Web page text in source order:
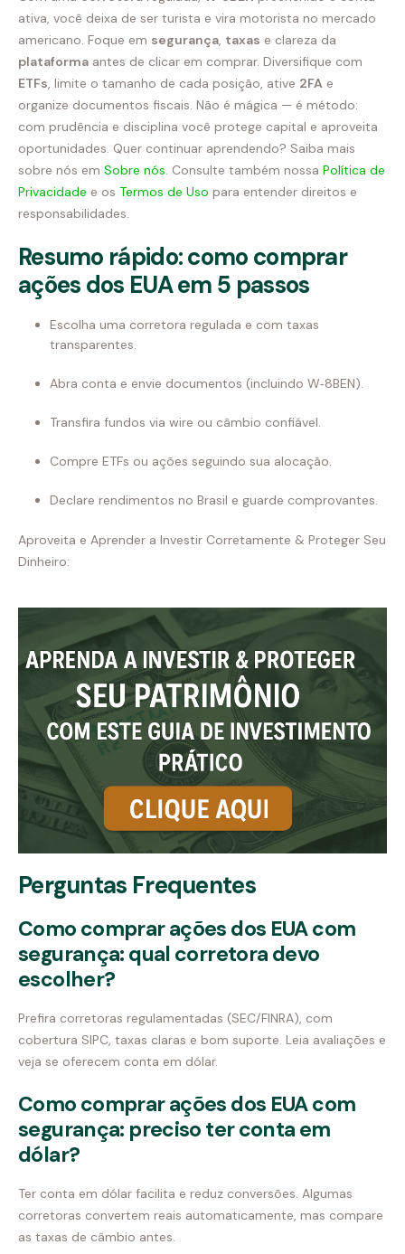
ativa, você deixa de ser turista e vira motorista no mercado
americano. Foque em segurança, taxas e clareza da
plataforma antes de clicar em comprar. Diversifique com
ETFs, limite o tamanho de cada posição, ative 2FA e
organize documentos fiscais. Não é mágica — é método:
com prudência e disciplina você protege capital e aproveita
oportunidades. Quer continuar aprendendo? Saiba mais
sobre nós em Sobre nós. Consulte também nossa Política de
Privacidade e os Termos de Uso para entender direitos e
responsabilidades.
Resumo rápido: como comprar
ações dos EUA em 5 passos
Escolha uma corretora regulada e com taxas
transparentes.
Abra conta e envie documentos (incluindo W‑8BEN).
Transfira fundos via wire ou câmbio confiável.
Compre ETFs ou ações seguindo sua alocação.
Declare rendimentos no Brasil e guarde comprovantes.
Aproveita e Aprender a Investir Corretamente & Proteger Seu
Dinheiro:
Perguntas Frequentes
Como comprar ações dos EUA com
segurança: qual corretora devo
escolher?
Prefira corretoras regulamentadas (SEC/FINRA), com
cobertura SIPC, taxas claras e bom suporte. Leia avaliações e
veja se oferecem conta em dólar.
Como comprar ações dos EUA com
segurança: preciso ter conta em
dólar?
Ter conta em dólar facilita e reduz conversões. Algumas
corretoras convertem reais automaticamente, mas compare
as taxas de câmbio antes.